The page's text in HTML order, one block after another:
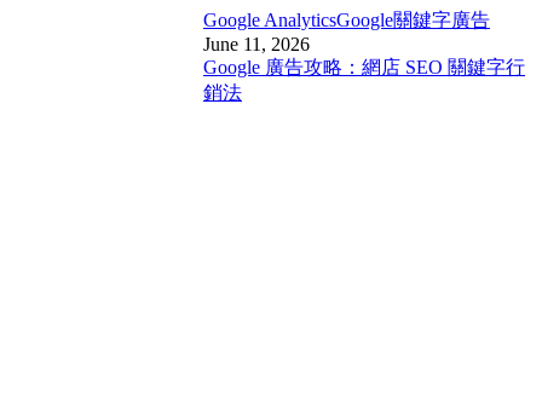
Google AnalyticsGoogle關鍵字廣告
June 11, 2026
Google 廣告攻略：網店 SEO 關鍵字行
銷法